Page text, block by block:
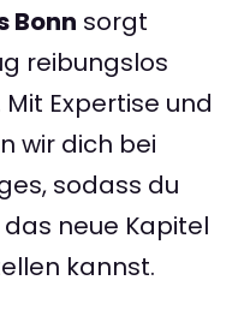
Bonn sorgt
reibungslos
Expertise und
wir dich bei
sodass du
neue Kapitel
kannst.